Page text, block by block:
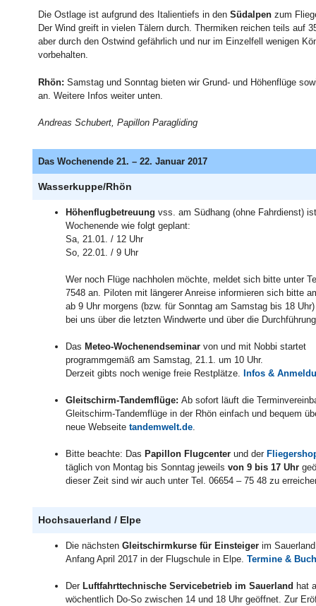
Die Ostlage ist aufgrund des Italientiefs in den Südalpen zum
Der Wind greift in vielen Tälern durch. Thermiken reichen teils auf
aber durch den Ostwind gefährlich und nur im Einzelfell wenigen
vorbehalten.
Rhön: Samstag und Sonntag bieten wir Grund- und Höhenflüge
an. Weitere Infos weiter unten.
Andreas Schubert, Papillon Paragliding
Das Wochenende 21. – 22. Januar 2017
Wasserkuppe/Rhön
Höhenflugbetreuung vss. am Südhang (ohne Fahrdienst)
Wochenende wie folgt geplant:
Sa, 21.01. / 12 Uhr
So, 22.01. / 9 Uhr
Wer noch Flüge nachholen möchte, meldet sich bitte unter
7548 an. Piloten mit längerer Anreise informieren sich bitte
ab 9 Uhr morgens (bzw. für Sonntag am Samstag bis 18
bei uns über die letzten Windwerte und über die
Das Meteo-Wochenendseminar von und mit Nobbi startet
programmgemäß am Samstag, 21.1. um 10 Uhr.
Derzeit gibts noch wenige freie Restplätze. Infos &
Gleitschirm-Tandemflüge: Ab sofort läuft die
Gleitschirm-Tandemflüge in der Rhön einfach und bequem
neue Webseite tandemwelt.de
Bitte beachte: Das Papillon Flugcenter und der
täglich von Montag bis Sonntag jeweils von 9 bis 17 Uhr
dieser Zeit sind wir auch unter Tel. 06654 – 75 48 zu
Hochsauerland / Elpe
Die nächsten Gleitschirmkurse für Einsteiger im
Anfang April 2017 in der Flugschule in Elpe. Termine &
Der Luftfahrttechnische Servicebetrieb im Sauerland hat
wöchentlich Do-So zwischen 14 und 18 Uhr geöffnet. Zur